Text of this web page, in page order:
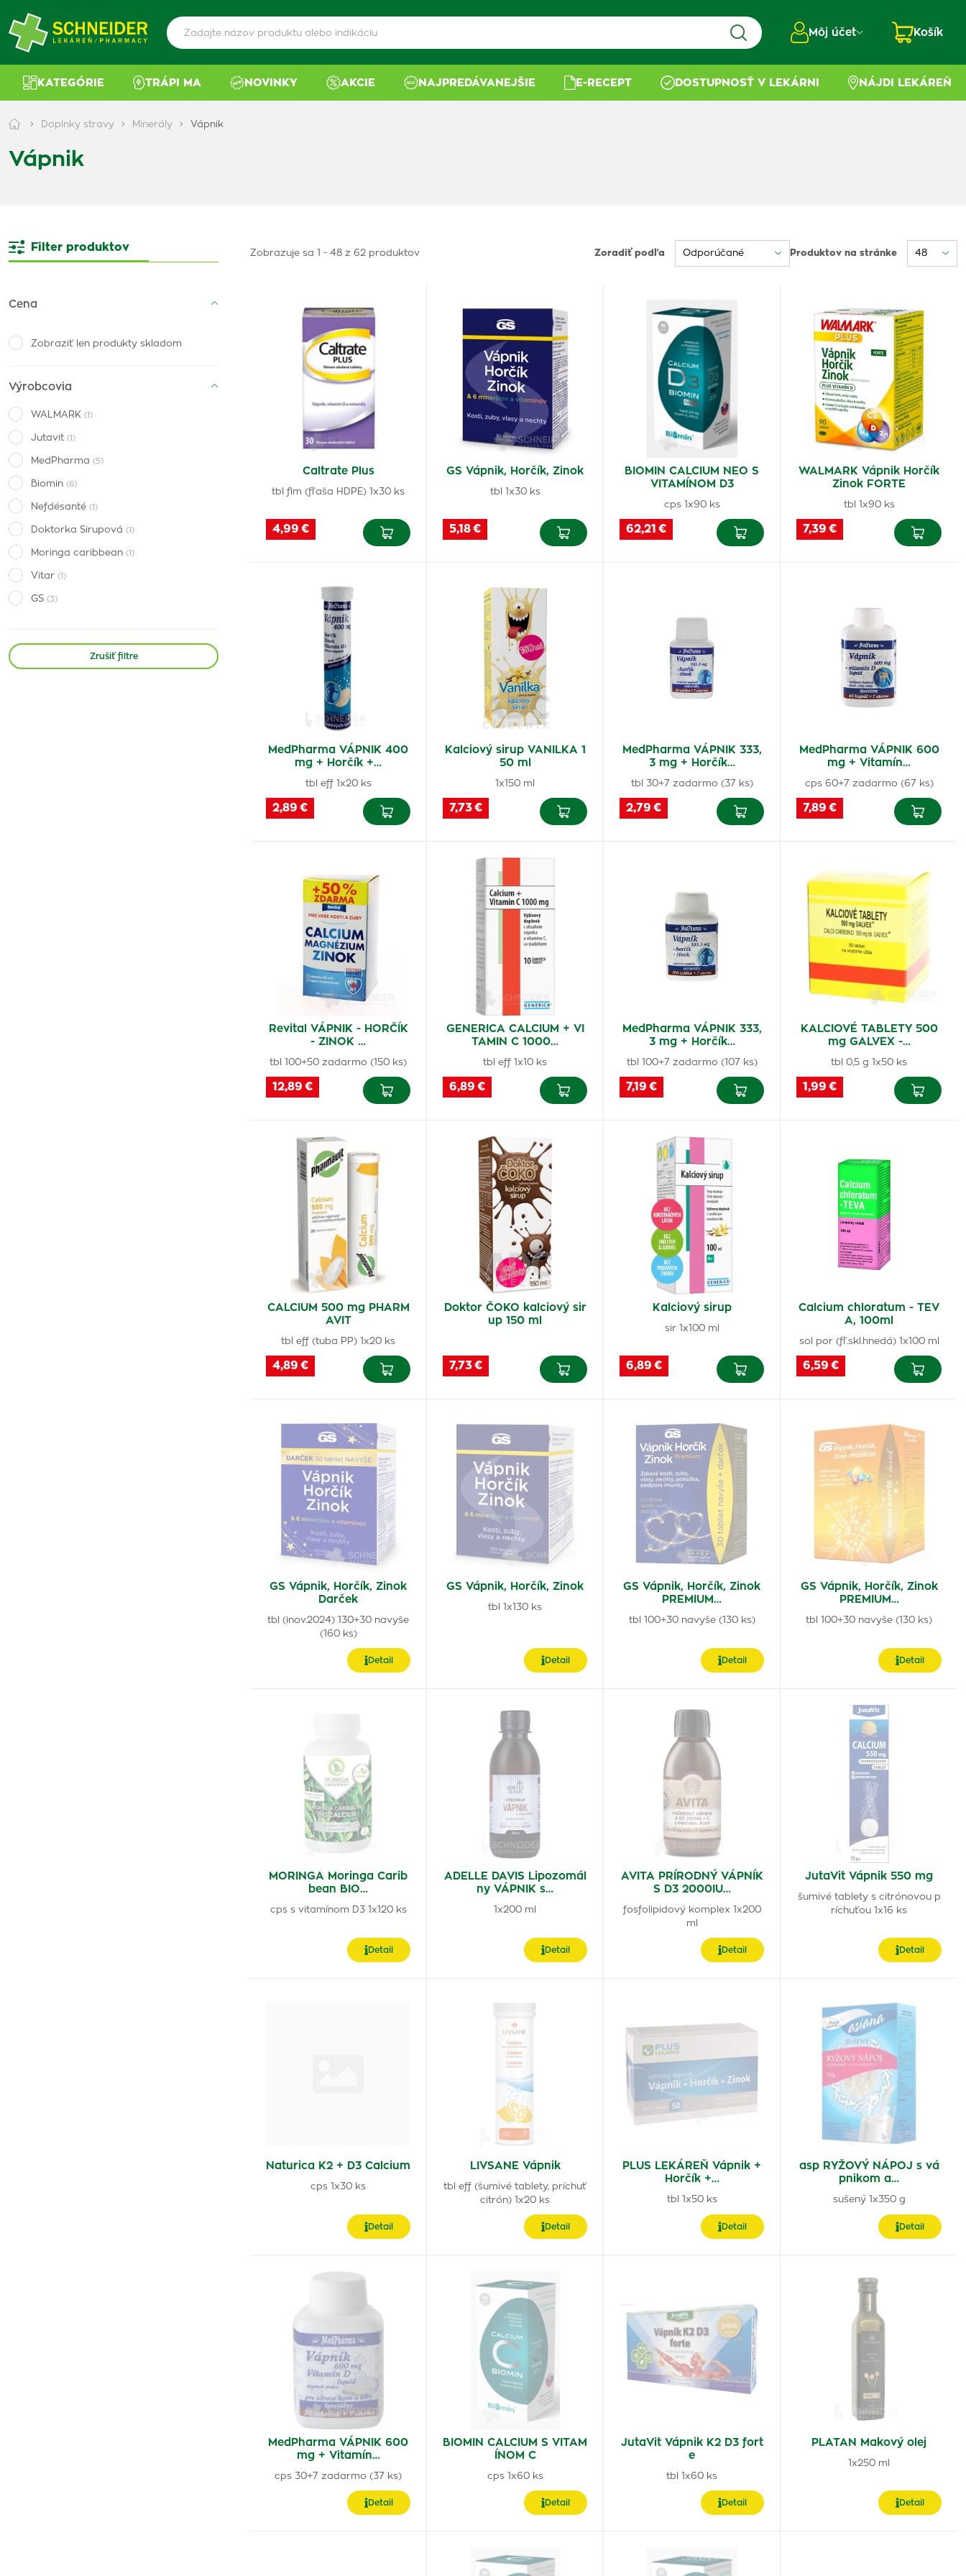
Môj účet Košík
KATEGÓRIE TRÁPI MA NOVINKY AKCIE NAJPREDÁVANEJŠIE E-RECEPT DOSTUPNOSŤ V LEKÁRNI NÁJDI LEKÁREŇ
Doplnky stravy Minerály Vápnik
Vápnik
Filter produktov
Cena
Zobraziť len produkty skladom
Výrobcovia
WALMARK (1)
Jutavit (1)
MedPharma (5)
Biomin (6)
Nefdésanté (1)
Doktorka Sirupová (1)
Moringa caribbean (1)
Vitar (1)
GS (3)
Naturica(1)
Galvex(1)
Zrušiť filtre
Zobrazuje sa 1 - 48 z 62 produktov Zoradiť podľa Produktov na stránke
Caltrate Plus
tbl flm (fľaša HDPE) 1x30 ks
4,99 €
GS Vápnik, Horčík, Zinok
tbl 1x30 ks
5,18 €
BIOMIN CALCIUM NEO S
VITAMÍNOM D3
cps 1x90 ks
62,21 €
WALMARK Vápnik Horčík
Zinok FORTE
tbl 1x90 ks
7,39 €
MedPharma VÁPNIK 400
mg + Horčík +…
tbl eff 1x20 ks
2,89 €
Kalciový sirup VANILKA 1
50 ml
1x150 ml
7,73 €
MedPharma VÁPNIK 333,
3 mg + Horčík…
tbl 30+7 zadarmo (37 ks)
2,79 €
MedPharma VÁPNIK 600
mg + Vitamín…
cps 60+7 zadarmo (67 ks)
7,89 €
Revital VÁPNIK - HORČÍK
- ZINOK …
tbl 100+50 zadarmo (150 ks)
12,89 €
GENERICA CALCIUM + VI
TAMIN C 1000…
tbl eff 1x10 ks
6,89 €
MedPharma VÁPNIK 333,
3 mg + Horčík…
tbl 100+7 zadarmo (107 ks)
7,19 €
KALCIOVÉ TABLETY 500
mg GALVEX -…
tbl 0,5 g 1x50 ks
1,99 €
CALCIUM 500 mg PHARM
AVIT
tbl eff (tuba PP) 1x20 ks
4,89 €
Doktor ČOKO kalciový sir
up 150 ml
7,73 €
Kalciový sirup
sir 1x100 ml
6,89 €
Calcium chloratum - TEV
A, 100ml
sol por (fľ.skl.hnedá) 1x100 ml
6,59 €
GS Vápnik, Horčík, Zinok
Darček
tbl (inov.2024) 130+30 navyše
(160 ks)
Detail
GS Vápnik, Horčík, Zinok
tbl 1x130 ks
Detail
GS Vápnik, Horčík, Zinok
PREMIUM…
tbl 100+30 navyše (130 ks)
Detail
GS Vápnik, Horčík, Zinok
PREMIUM…
tbl 100+30 navyše (130 ks)
Detail
MORINGA Moringa Carib
bean BIO…
cps s vitamínom D3 1x120 ks
Detail
ADELLE DAVIS Lipozomál
ny VÁPNIK s…
1x200 ml
Detail
AVITA PRÍRODNÝ VÁPNÍK
S D3 2000IU…
fosfolipidový komplex 1x200
ml
Detail
JutaVit Vápnik 550 mg
šumivé tablety s citrónovou p
ríchuťou 1x16 ks
Detail
Naturica K2 + D3 Calcium
cps 1x30 ks
Detail
LIVSANE Vápnik
tbl eff (šumivé tablety, príchuť
citrón) 1x20 ks
Detail
PLUS LEKÁREŇ Vápnik +
Horčík +…
tbl 1x50 ks
Detail
asp RYŽOVÝ NÁPOJ s vá
pnikom a…
sušený 1x350 g
Detail
MedPharma VÁPNIK 600
mg + Vitamín…
cps 30+7 zadarmo (37 ks)
Detail
BIOMIN CALCIUM S VITAM
ÍNOM C
cps 1x60 ks
Detail
JutaVit Vápnik K2 D3 fort
e
tbl 1x60 ks
Detail
PLATAN Makový olej
1x250 ml
Detail